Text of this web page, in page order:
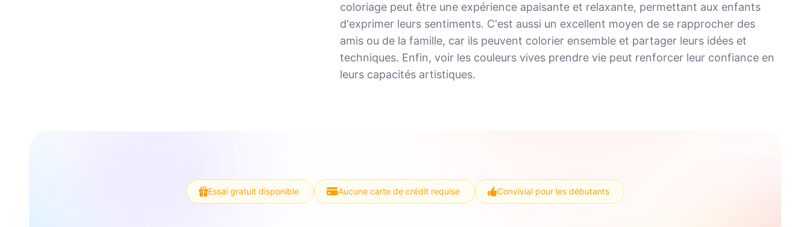
coloriage peut être une expérience apaisante et relaxante, permettant aux enfants
d'exprimer leurs sentiments. C'est aussi un excellent moyen de se rapprocher des
amis ou de la famille, car ils peuvent colorier ensemble et partager leurs idées et
techniques. Enfin, voir les couleurs vives prendre vie peut renforcer leur confiance en
leurs capacités artistiques.
Essai gratuit disponible Aucune carte de crédit requise Convivial pour les débutants